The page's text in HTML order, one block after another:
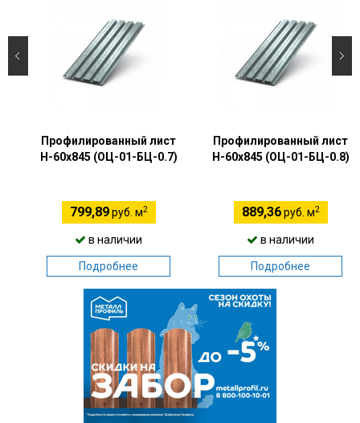
Профилированный лист
Н-60х845 (ОЦ-01-БЦ-0.7)
799,89руб. м2
в наличии
Подробнее
Профилированный лист
Н-60х845 (ОЦ-01-БЦ-0.8)
889,36руб. м2
в наличии
Подробнее